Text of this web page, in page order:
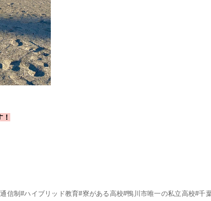
信制#ハイブリッド教育#寮がある高校#鴨川市唯一の私立高校#千